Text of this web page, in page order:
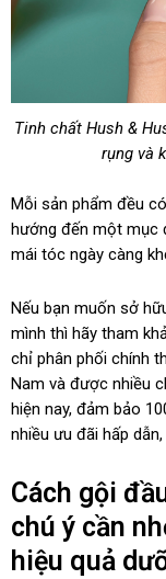
Tinh chất Hush &
rụng và
Mỗi sản phẩm đều
hướng đến một mục
mái tóc ngày càng
Nếu bạn muốn sở
mình thì hãy tham
chỉ phân phối chính
Nam và được nhiều
hiện nay, đảm bảo
nhiều ưu đãi hấp
Cách gội
chú ý cần
hiệu quả